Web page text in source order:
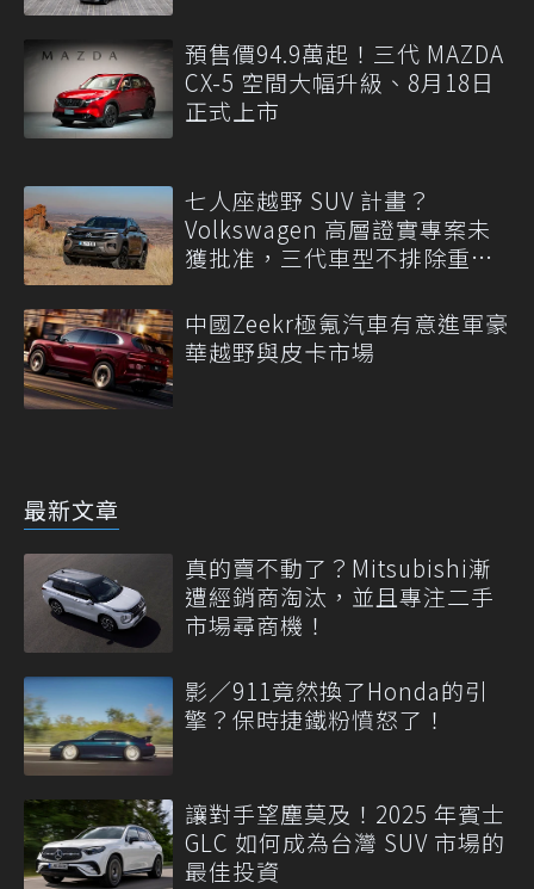
預售價94.9萬起！三代 MAZDA
CX-5 空間大幅升級、8月18日
正式上市
七人座越野 SUV 計畫？
Volkswagen 高層證實專案未
獲批准，三代車型不排除重
中國Zeekr極氪汽車有意進軍豪
華越野與皮卡市場
最新文章
真的賣不動了？Mitsubishi漸
遭經銷商淘汰，並且專注二手
市場尋商機！
影／911竟然換了Honda的引
擎？保時捷鐵粉憤怒了！
讓對手望塵莫及！2025 年賓士
GLC 如何成為台灣 SUV 市場的
最佳投資